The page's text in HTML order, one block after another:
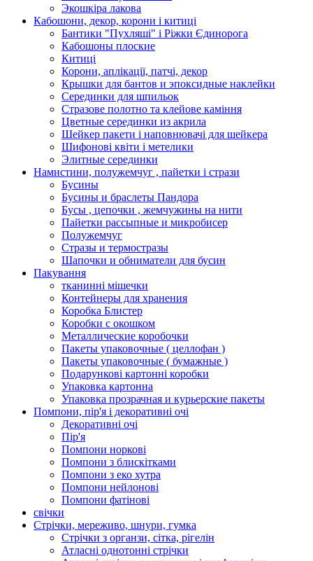
Экошкiра лакова
Кабошони, декор, корони і китиці
Бантики "Пухляші" і Ріжки Єдинорога
Кабошоны плоские
Китиці
Корони, аплікації, патчі, декор
Крышки для бантов и эпоксидные наклейки
Серединки для шпильок
Стразове полотно та клейове каміння
Цветные серединки из акрила
Шейкер пакети і наповнювачі для шейкера
Шифонові квіти і метелики
Элитные серединки
Намистини, полужемчуг , пайетки і стрази
Бусины
Бусины и браслеты Пандора
Бусы , цепочки , жемчужины на нити
Пайетки рассыпные и микробисер
Полужемчуг
Стразы и термостразы
Шапочки и обниматели для бусин
Пакування
тканинні мішечки
Контейнеры для хранения
Коробка Блистер
Коробки с окошком
Металлические коробочки
Пакеты упаковочные ( целлофан )
Пакеты упаковочные ( бумажные )
Подарункові картонні коробки
Упаковка картонна
Упаковка прозрачная и курьерские пакеты
Помпони, пір'я і декоративні очі
Декоративні очі
Пір'я
Помпони норкові
Помпони з блискітками
Помпони з еко хутра
Помпони нейлонові
Помпони фатінові
свічки
Стрічки, мереживо, шнури, гумка
Стрічки з органзи, сітка, рігелін
Атласні однотонні стрічки